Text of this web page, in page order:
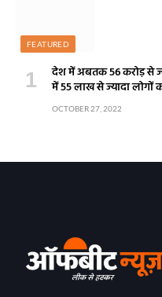
FEATURED
देश में अबतक 56 करोड़ से
में 55 लाख से ज्यादा लोगों
OCTOBER 27, 2022